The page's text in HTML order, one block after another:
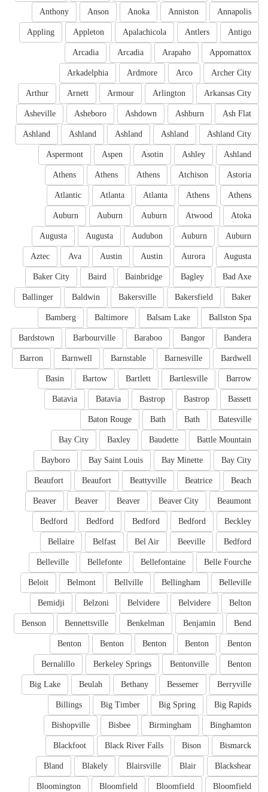
Annapolis
Anniston
Anoka
Anson
Anthony
Antigo
Antlers
Apalachicola
Appleton
Appling
Appomattox
Arapaho
Arcadia
Arcadia
Archer City
Arco
Ardmore
Arkadelphia
Arkansas City
Arlington
Armour
Arnett
Arthur
Ash Flat
Ashburn
Ashdown
Asheboro
Asheville
Ashland City
Ashland
Ashland
Ashland
Ashland
Ashland
Ashley
Asotin
Aspen
Aspermont
Astoria
Atchison
Athens
Athens
Athens
Athens
Athens
Atlanta
Atlanta
Atlantic
Atoka
Atwood
Auburn
Auburn
Auburn
Auburn
Auburn
Audubon
Augusta
Augusta
Augusta
Aurora
Austin
Austin
Ava
Aztec
Bad Axe
Bagley
Bainbridge
Baird
Baker City
Baker
Bakersfield
Bakersville
Baldwin
Ballinger
Ballston Spa
Balsam Lake
Baltimore
Bamberg
Bandera
Bangor
Baraboo
Barbourville
Bardstown
Bardwell
Barnesville
Barnstable
Barnwell
Barron
Barrow
Bartlesville
Bartlett
Bartow
Basin
Bassett
Bastrop
Bastrop
Batavia
Batavia
Batesville
Bath
Bath
Baton Rouge
Battle Mountain
Baudette
Baxley
Bay City
Bay City
Bay Minette
Bay Saint Louis
Bayboro
Beach
Beatrice
Beattyville
Beaufort
Beaufort
Beaumont
Beaver City
Beaver
Beaver
Beaver
Beckley
Bedford
Bedford
Bedford
Bedford
Bedford
Beeville
Bel Air
Belfast
Bellaire
Belle Fourche
Bellefontaine
Bellefonte
Belleville
Belleville
Bellingham
Bellville
Belmont
Beloit
Belton
Belvidere
Belvidere
Belzoni
Bemidji
Bend
Benjamin
Benkelman
Bennettsville
Benson
Benton
Benton
Benton
Benton
Benton
Benton
Bentonville
Berkeley Springs
Bernalillo
Berryville
Bessemer
Bethany
Beulah
Big Lake
Big Rapids
Big Spring
Big Timber
Billings
Binghamton
Birmingham
Bisbee
Bishopville
Bismarck
Bison
Black River Falls
Blackfoot
Blackshear
Blair
Blairsville
Blakely
Bland
Bloomfield
Bloomfield
Bloomfield
Bloomington